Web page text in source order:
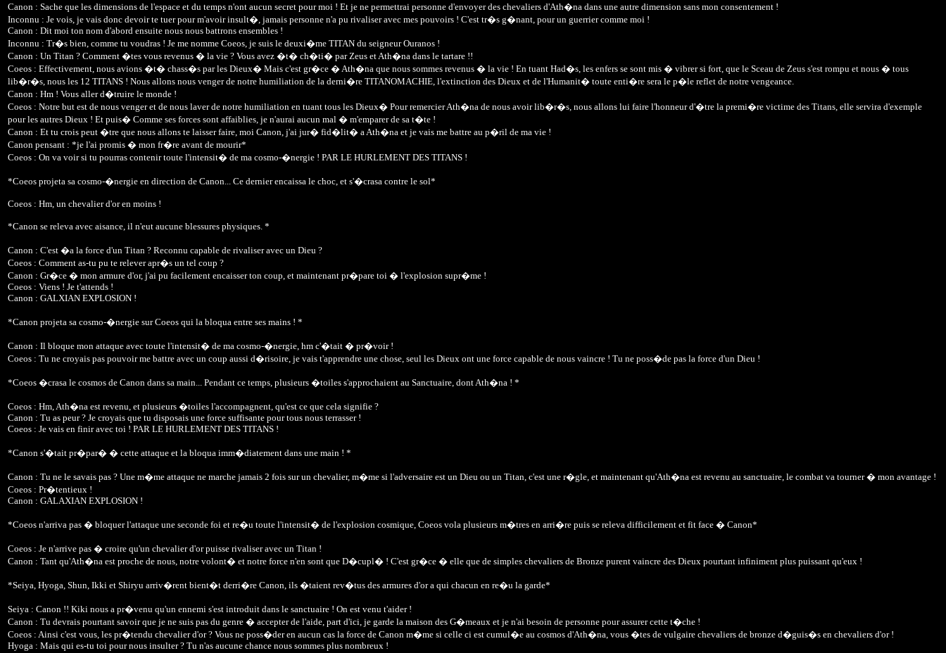
Canon : Sache que les dimensions de l'espace et du temps n'ont aucun secret pour moi ! Et je ne permettrai personne d'envoyer des chevaliers d'Ath�na dans une autre dimension sans mon consentement !
Inconnu : Je vois, je vais donc devoir te tuer pour m'avoir insult�, jamais personne n'a pu rivaliser avec mes pouvoirs ! C'est tr�s g�nant, pour un guerrier comme moi !
Canon : Dit moi ton nom d'abord ensuite nous nous battrons ensembles !
Inconnu : Tr�s bien, comme tu voudras ! Je me nomme Coeos, je suis le deuxi�me TITAN du seigneur Ouranos !
Canon : Un Titan ? Comment �tes vous revenus � la vie ? Vous avez �t� ch�ti� par Zeus et Ath�na dans le tartare !!
Coeos : Effectivement, nous avions �t� chass�s par les Dieux� Mais c'est gr�ce � Ath�na que nous sommes revenus � la vie ! En tuant Had�s, les enfers se sont mis � vibrer si fort, que le Sceau de Zeus s'est rompu et nous � tous
lib�r�s, nous les 12 TITANS ! Nous allons nous venger de notre humiliation de la derni�re TITANOMACHIE, l'extinction des Dieux et de l'Humanit� toute enti�re sera le p�le reflet de notre vengeance.
Canon : Hm ! Vous aller d�truire le monde !
Coeos : Notre but est de nous venger et de nous laver de notre humiliation en tuant tous les Dieux� Pour remercier Ath�na de nous avoir lib�r�s, nous allons lui faire l'honneur d'�tre la premi�re victime des Titans, elle servira d'exemple
pour les autres Dieux ! Et puis� Comme ses forces sont affaiblies, je n'aurai aucun mal � m'emparer de sa t�te !
Canon : Et tu crois peut �tre que nous allons te laisser faire, moi Canon, j'ai jur� fid�lit� a Ath�na et je vais me battre au p�ril de ma vie !
Canon pensant : *je l'ai promis � mon fr�re avant de mourir*
Coeos : On va voir si tu pourras contenir toute l'intensit� de ma cosmo-�nergie ! PAR LE HURLEMENT DES TITANS !
*Coeos projeta sa cosmo-�nergie en direction de Canon... Ce dernier encaissa le choc, et s'�crasa contre le sol*
Coeos : Hm, un chevalier d'or en moins !
*Canon se releva avec aisance, il n'eut aucune blessures physiques. *
Canon : C'est �a la force d'un Titan ? Reconnu capable de rivaliser avec un Dieu ?
Coeos : Comment as-tu pu te relever apr�s un tel coup ?
Canon : Gr�ce � mon armure d'or, j'ai pu facilement encaisser ton coup, et maintenant pr�pare toi � l'explosion supr�me !
Coeos : Viens ! Je t'attends !
Canon : GALXIAN EXPLOSION !
*Canon projeta sa cosmo-�nergie sur Coeos qui la bloqua entre ses mains ! *
Canon : Il bloque mon attaque avec toute l'intensit� de ma cosmo-�nergie, hm c'�tait � pr�voir !
Coeos : Tu ne croyais pas pouvoir me battre avec un coup aussi d�risoire, je vais t'apprendre une chose, seul les Dieux ont une force capable de nous vaincre ! Tu ne poss�de pas la force d'un Dieu !
*Coeos �crasa le cosmos de Canon dans sa main... Pendant ce temps, plusieurs �toiles s'approchaient au Sanctuaire, dont Ath�na ! *
Coeos : Hm, Ath�na est revenu, et plusieurs �toiles l'accompagnent, qu'est ce que cela signifie ?
Canon : Tu as peur ? Je croyais que tu disposais une force suffisante pour tous nous terrasser !
Coeos : Je vais en finir avec toi ! PAR LE HURLEMENT DES TITANS !
*Canon s'�tait pr�par� � cette attaque et la bloqua imm�diatement dans une main ! *
Canon : Tu ne le savais pas ? Une m�me attaque ne marche jamais 2 fois sur un chevalier, m�me si l'adversaire est un Dieu ou un Titan, c'est une r�gle, et maintenant qu'Ath�na est revenu au sanctuaire, le combat va tourner � mon avantage !
Coeos : Pr�tentieux !
Canon : GALAXIAN EXPLOSION !
*Coeos n'arriva pas � bloquer l'attaque une seconde foi et re�u toute l'intensit� de l'explosion cosmique, Coeos vola plusieurs m�tres en arri�re puis se releva difficilement et fit face � Canon*
Coeos : Je n'arrive pas � croire qu'un chevalier d'or puisse rivaliser avec un Titan !
Canon : Tant qu'Ath�na est proche de nous, notre volont� et notre force n'en sont que D�cupl� ! C'est gr�ce � elle que de simples chevaliers de Bronze purent vaincre des Dieux pourtant infiniment plus puissant qu'eux !
*Seiya, Hyoga, Shun, Ikki et Shiryu arriv�rent bient�t derri�re Canon, ils �taient rev�tus des armures d'or a qui chacun en re�u la garde*
Seiya : Canon !! Kiki nous a pr�venu qu'un ennemi s'est introduit dans le sanctuaire ! On est venu t'aider !
Canon : Tu devrais pourtant savoir que je ne suis pas du genre � accepter de l'aide, part d'ici, je garde la maison des G�meaux et je n'ai besoin de personne pour assurer cette t�che !
Coeos : Ainsi c'est vous, les pr�tendu chevalier d'or ? Vous ne poss�der en aucun cas la force de Canon m�me si celle ci est cumul�e au cosmos d'Ath�na, vous �tes de vulgaire chevaliers de bronze d�guis�s en chevaliers d'or !
Hyoga : Mais qui es-tu toi pour nous insulter ? Tu n'as aucune chance nous sommes plus nombreux !